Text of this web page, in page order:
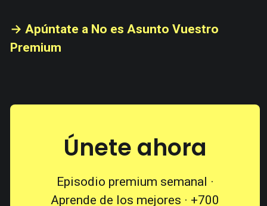
→ Apúntate a No es Asunto Vuestro
Premium
Únete ahora
Episodio premium semanal ·
Aprende de los mejores · +700